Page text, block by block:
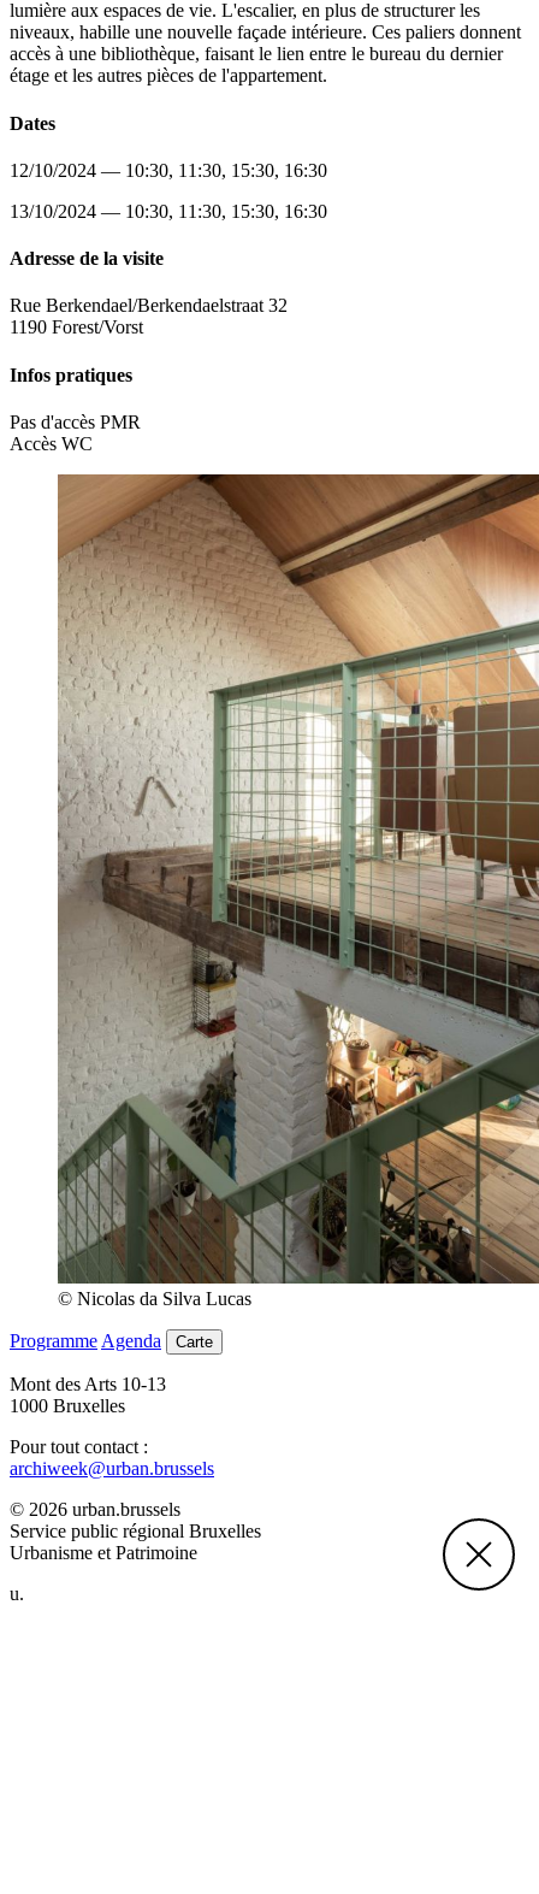
lumière aux espaces de vie. L'escalier, en plus de structurer les
niveaux, habille une nouvelle façade intérieure. Ces paliers donnent
accès à une bibliothèque, faisant le lien entre le bureau du dernier
étage et les autres pièces de l'appartement.
Dates
12/10/2024 — 10:30, 11:30, 15:30, 16:30
13/10/2024 — 10:30, 11:30, 15:30, 16:30
Adresse de la visite
Rue Berkendael/Berkendaelstraat 32
1190 Forest/Vorst
Infos pratiques
Pas d'accès PMR
Accès WC
© Nicolas da Silva Lucas
Programme Agenda Carte
Mont des Arts 10-13
1000 Bruxelles
Pour tout contact :
archiweek@urban.brussels
© 2026 urban.brussels
Service public régional Bruxelles
Urbanisme et Patrimoine
u.